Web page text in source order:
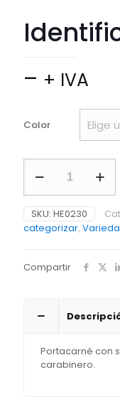
– Price
$ 5.990
$ 6.875
+ IVA
Color
Clip
cantidad
SKU: HE0230
categorizar,
Compartir
Portacarné con
carabinero.